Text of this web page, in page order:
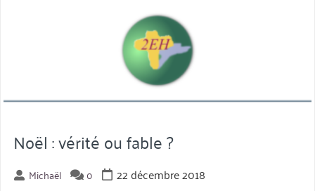
Noël : vérité ou fable ?
Michaël 0
22 décembre 2018